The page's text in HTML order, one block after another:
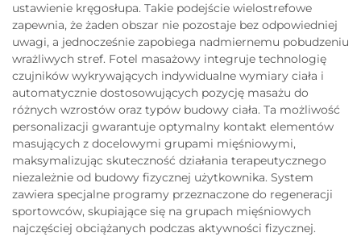
ustawienie kręgosłupa. Takie podejście wielostrefowe
zapewnia, że żaden obszar nie pozostaje bez odpowiedniej
uwagi, a jednocześnie zapobiega nadmiernemu pobudzeniu
wrażliwych stref. Fotel masażowy integruje technologię
czujników wykrywających indywidualne wymiary ciała i
automatycznie dostosowujących pozycję masażu do
różnych wzrostów oraz typów budowy ciała. Ta możliwość
personalizacji gwarantuje optymalny kontakt elementów
masujących z docelowymi grupami mięśniowymi,
maksymalizując skuteczność działania terapeutycznego
niezależnie od budowy fizycznej użytkownika. System
zawiera specjalne programy przeznaczone do regeneracji
sportowców, skupiające się na grupach mięśniowych
najczęściej obciążanych podczas aktywności fizycznej.